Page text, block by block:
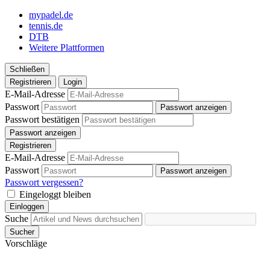
mypadel.de
tennis.de
DTB
Weitere Plattformen
Schließen
Registrieren
Login
E-Mail-Adresse
Passwort
Passwort anzeigen
Passwort bestätigen
Passwort anzeigen
Registrieren
E-Mail-Adresse
Passwort
Passwort anzeigen
Passwort vergessen?
Eingeloggt bleiben
Einloggen
Suche
Sucher
Vorschläge